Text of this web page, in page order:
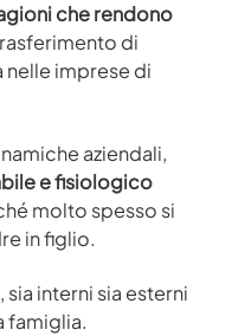
che rendono
di
imprese di
aziendali,
e fisiologico
molto spesso si
in figlio.
, sia interni sia esterni
famiglia.